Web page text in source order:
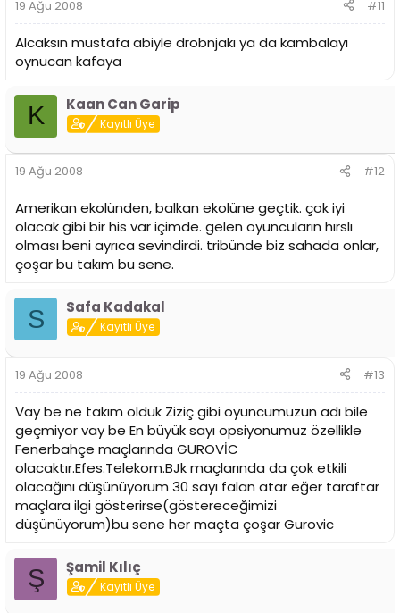
19 Ağu 2008 #11
Alcaksın mustafa abiyle drobnjakı ya da kambalayı
oynucan kafaya
K Kaan Can Garip
Kayıtlı Üye
19 Ağu 2008 #12
Amerikan ekolünden, balkan ekolüne geçtik. çok iyi
olacak gibi bir his var içimde. gelen oyuncuların hırslı
olması beni ayrıca sevindirdi. tribünde biz sahada onlar,
çoşar bu takım bu sene.
S Safa Kadakal
Kayıtlı Üye
19 Ağu 2008 #13
Vay be ne takım olduk Ziziç gibi oyuncumuzun adı bile
geçmiyor vay be En büyük sayı opsiyonumuz özellikle
Fenerbahçe maçlarında GUROVİC
olacaktır.Efes.Telekom.BJk maçlarında da çok etkili
olacağını düşünüyorum 30 sayı falan atar eğer taraftar
maçlara ilgi gösterirse(göstereceğimizi
düşünüyorum)bu sene her maçta çoşar Gurovic
Ş Şamil Kılıç
Kayıtlı Üye